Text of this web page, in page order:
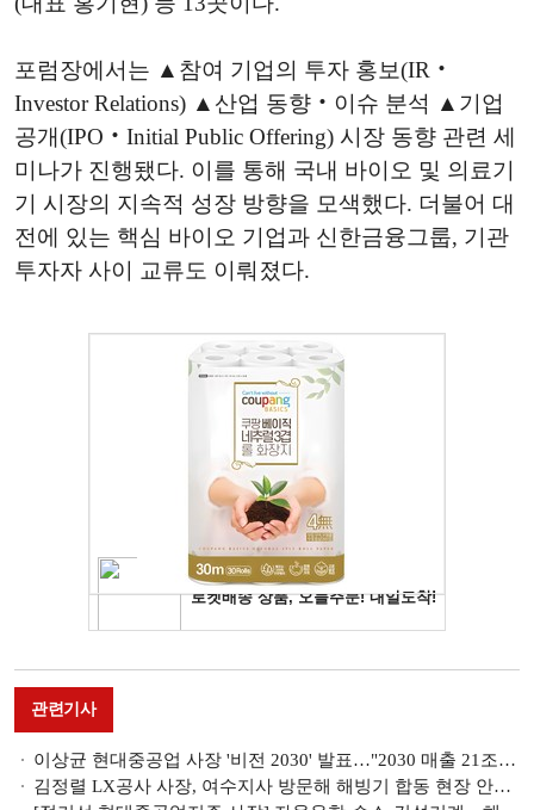
포럼장에서는 ▲참여 기업의 투자 홍보(IR‧
Investor Relations) ▲산업 동향‧이슈 분석 ▲기업
공개(IPO‧Initial Public Offering) 시장 동향 관련 세
미나가 진행됐다. 이를 통해 국내 바이오 및 의료기
기 시장의 지속적 성장 방향을 모색했다. 더불어 대
전에 있는 핵심 바이오 기업과 신한금융그룹, 기관
투자자 사이 교류도 이뤄졌다.
관련기사
이상균 현대중공업 사장 '비전 2030' 발표…"2030 매출 21조, 영업이익률 10% 목표"
김정렬 LX공사 사장, 여수지사 방문해 해빙기 합동 현장 안전점검 지휘